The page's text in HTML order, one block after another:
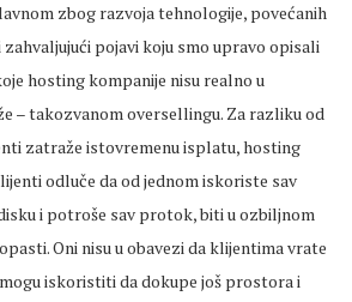
zbog razvoja tehnologije, povećanih
pojavi koju smo upravo opisali
hosting kompanije nisu realno u
– takozvanom oversellingu. Za razliku od
zatraže istovremenu isplatu, hosting
odluče da od jednom iskoriste sav
i potroše sav protok, biti u ozbiljnom
Oni nisu u obavezi da klijentima vrate
iskoristiti da dokupe još prostora i